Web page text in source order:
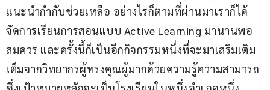
แนะนำกำกับช่วยเหลือ อย่างไรก็ตามที่ผ่านมาเราก็ได้
จัดการเรียนการสอนแบบ Active Learning มานานพอ
สมควร และครั้งนี้ก็เป็นอีกกิจกรรมหนึ่งที่จะมาเสริมเติม
เต็มจากวิทยากรผู้ทรงคุณผู้มากด้วยความรู้ความสามารถ